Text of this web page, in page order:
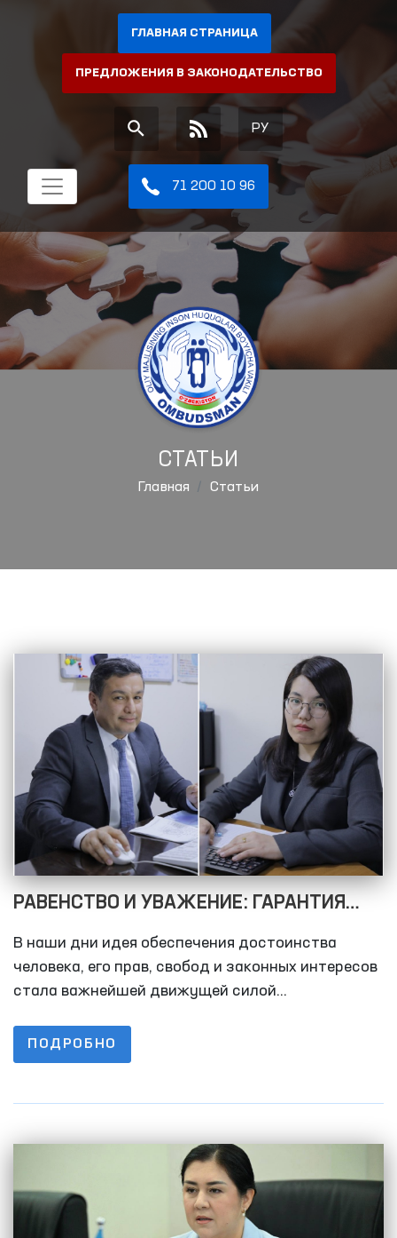
ГЛАВНАЯ СТРАНИЦА
ПРЕДЛОЖЕНИЯ В ЗАКОНОДАТЕЛЬСТВО
РУ
71 200 10 96
СТАТЬИ
Главная Статьи
РАВЕНСТВО И УВАЖЕНИЕ: ГАРАНТИЯ
ПРАВ ЖЕНЩИН – ФАКТОР РАЗВИТИЯ
ОБЩЕСТВА!
В наши дни идея обеспечения достоинства
человека, его прав, свобод и законных интересов
стала важнейшей движущей силой
свободы женщин занимают важное место в
любом обществе. Данный вопрос требует
ПОДРОБНО